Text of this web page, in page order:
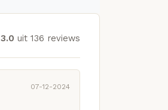
3.0 uit 136 reviews
07-12-2024